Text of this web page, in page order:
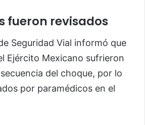
fueron revisados
Seguridad Vial informó que
Ejército Mexicano sufrieron
del choque, por lo
por paramédicos en el